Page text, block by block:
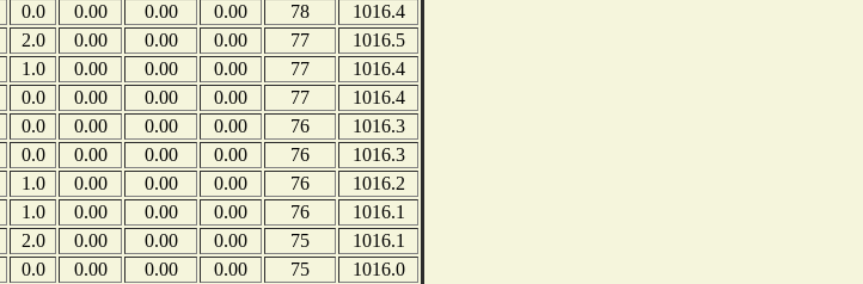
0.0 0.00 0.00 0.00 78
1016.4
2.0 0.00 0.00 0.00 77
1016.5
1.0 0.00 0.00 0.00 77
1016.4
0.0 0.00 0.00 0.00 77
1016.4
0.0 0.00 0.00 0.00 76
1016.3
0.0 0.00 0.00 0.00 76
1016.3
1.0 0.00 0.00 0.00 76
1016.2
1.0 0.00 0.00 0.00 76
1016.1
2.0 0.00 0.00 0.00 75
1016.1
0.0 0.00 0.00 0.00 75
1016.0